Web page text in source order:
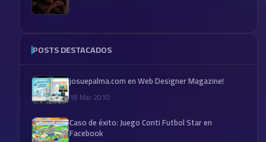
POSTS DESTACADOS
josuepalma.com en Web Designer Magazine!
18 Mar 2010
Caso de éxito: Juego Conti Futbol Star en
Facebook